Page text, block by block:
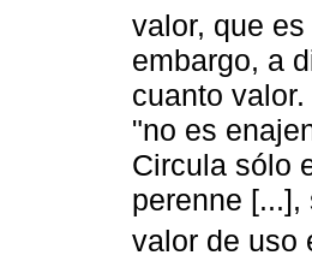
valor, que
embargo, a
cuanto
"no es
Circula sólo
perenne
valor de uso